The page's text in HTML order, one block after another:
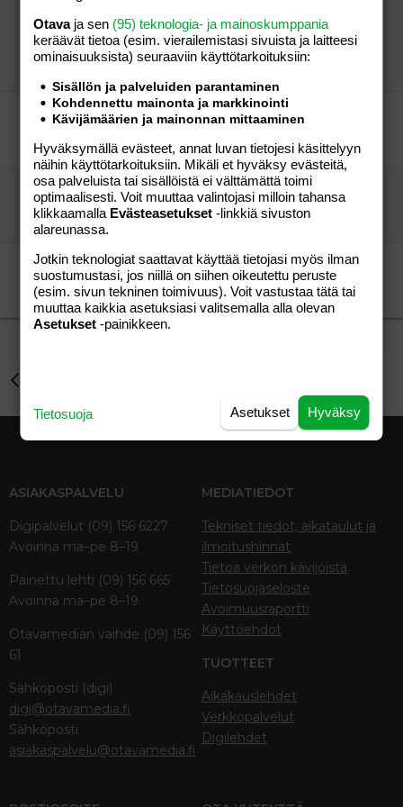
Onko kellään kokemusta lattialämmityksen
asentamisesta vanhaan taloon? Mitä maksaa?
mimmu Aihe vapaa
tunnetko remonttimiehen?
alinda
Perhe-elämä
0
Perhe-elämä
07.08.2015
alinda
Onkohan toi parketti hyvin hiottu vai ei...?
pilkunnus
Aihe vapaa
17
Aihe vapaa
01.11.2014
nominähänse
laattalattia
remonttihommia
Aihe vapaa
1
Aihe vapaa
11.03.2012
"Kuukkeli"
ASIAKASPALVELU
Digipalvelut (09) 156 6227
Avoinna ma–pe 8–19
Painettu lehti (09) 156 665
Avoinna ma–pe 8–19
Otavamedian vaihde (09) 156
61
Sähköposti (digi)
digi@otavamedia.fi
Sähköposti
asiakaspalvelu@otavamedia.fi
MEDIATIEDOT
Tekniset tiedot, aikataulut ja
ilmoitushinnat
Tietoa verkon kävijöistä
Tietosuojaseloste
Avoimuusraportti
Käyttöehdot
TUOTTEET
Aikakauslehdet
Verkkopalvelut
Digilehdet
Otavaja sen (95) teknologia- ja mainoskumppania
keräävät tietoa (esim. vierailemis­tasi sivuista ja laitteesi
ominaisuuk­sista) seuraaviin käyttötarkoituksiin:
Sisällön ja palveluiden parantaminen
Kohdennettu mainonta ja markkinointi
Kävijämäärien ja mainonnan mittaaminen
Hyväksymällä evästeet, annat luvan tietojesi käsittelyyn
näihin käyttötarkoituksiin. Mikäli et hyväksy evästeitä,
osa palveluista tai sisällöistä ei välttämättä toimi
optimaalisesti. Voit muuttaa valintojasi milloin tahansa
klikkaamalla Evästeasetukset -linkkiä sivuston
alareunassa.
Jotkin teknologiat saattavat käyttää tietojasi myös ilman
suostumustasi, jos niillä on siihen oikeutettu peruste
(esim. sivun tekninen toimivuus). Voit vastustaa tätä tai
muuttaa kaikkia asetuksiasi valitsemalla alla olevan
Asetukset -painikkeen.
Hyväksy
Asetukset
Tietosuoja